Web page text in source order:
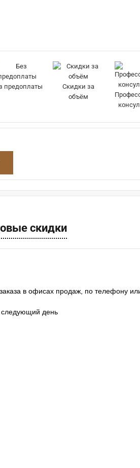
предоплаты
Скидки за
объём
скидки
в офисах продаж, по телефону
следующий день